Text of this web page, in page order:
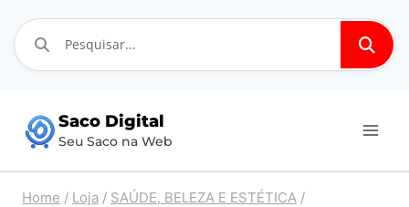
para
Conteúdo
Saco Digital
Seu Saco na Web
Home / Loja / SAÚDE, BELEZA E ESTÉTICA /